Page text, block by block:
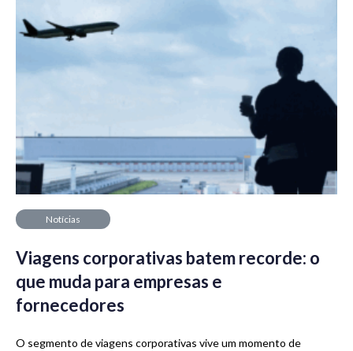
Notícias
Viagens corporativas batem recorde: o
que muda para empresas e
fornecedores
O segmento de viagens corporativas vive um momento de